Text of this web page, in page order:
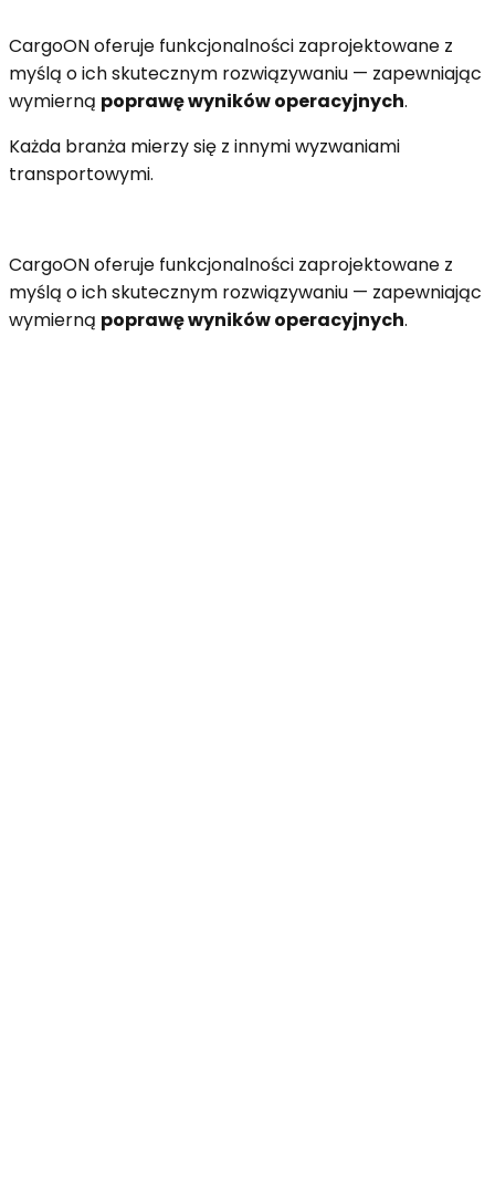
CargoON oferuje funkcjonalności zaprojektowane z
myślą o ich skutecznym rozwiązywaniu — zapewniając
wymierną poprawę wyników operacyjnych.
Każda branża mierzy się z innymi wyzwaniami
transportowymi.
CargoON oferuje funkcjonalności zaprojektowane z
myślą o ich skutecznym rozwiązywaniu — zapewniając
wymierną poprawę wyników operacyjnych.